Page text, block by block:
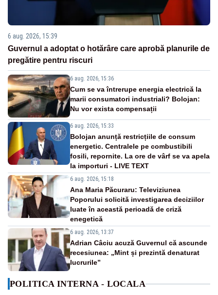
6 aug. 2026, 15:39
Guvernul a adoptat o hotărâre care aprobă planurile de
pregătire pentru riscuri
6 aug. 2026, 15:36
Cum se va întrerupe energia electrică la
marii consumatori industriali? Bolojan:
Nu vor exista compensații
6 aug. 2026, 15:33
Bolojan anunță restricțiile de consum
energetic. Centralele pe combustibili
fosili, repornite. La ore de vârf se va apela
la importuri - LIVE TEXT
6 aug. 2026, 15:18
Ana Maria Păcuraru: Televiziunea
Poporului solicită investigarea deciziilor
luate în această perioadă de criză
enegetică
6 aug. 2026, 13:37
Adrian Câciu acuză Guvernul că ascunde
recesiunea: „Mint și prezintă denaturat
lucrurile”
POLITICA INTERNA - LOCALA